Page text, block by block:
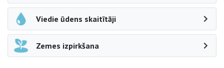
Viedie ūdens skaitītāji
Zemes izpirkšana